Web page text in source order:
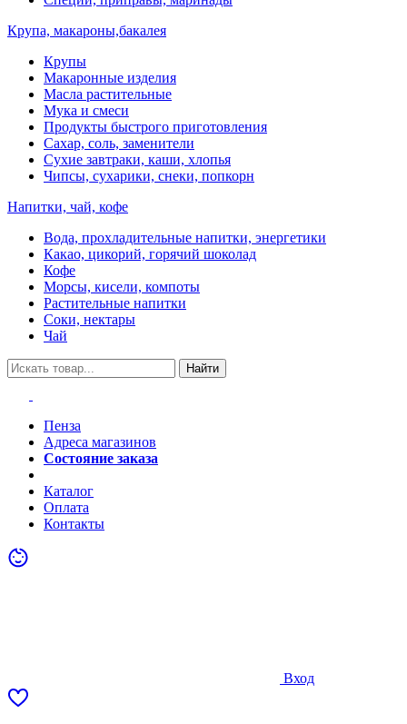
Крупа, макароны,бакалея
Крупы
Макаронные изделия
Масла растительные
Мука и смеси
Продукты быстрого приготовления
Сахар, соль, заменители
Сухие завтраки, каши, хлопья
Чипсы, сухарики, снеки, попкорн
Напитки, чай, кофе
Вода, прохладительные напитки, энергетики
Какао, цикорий, горячий шоколад
Кофе
Морсы, кисели, компоты
Растительные напитки
Соки, нектары
Чай
Найти
Пенза
Адреса магазинов
Состояние заказа
Каталог
Оплата
Контакты
Вход